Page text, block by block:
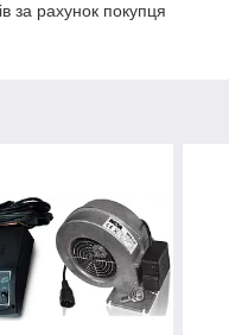
за рахунок покупця